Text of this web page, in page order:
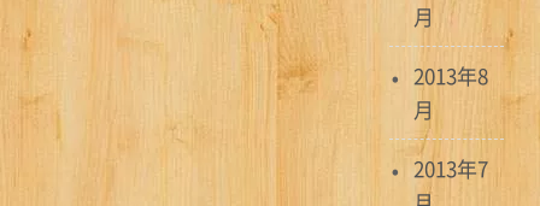
月
2013年8
月
2013年7